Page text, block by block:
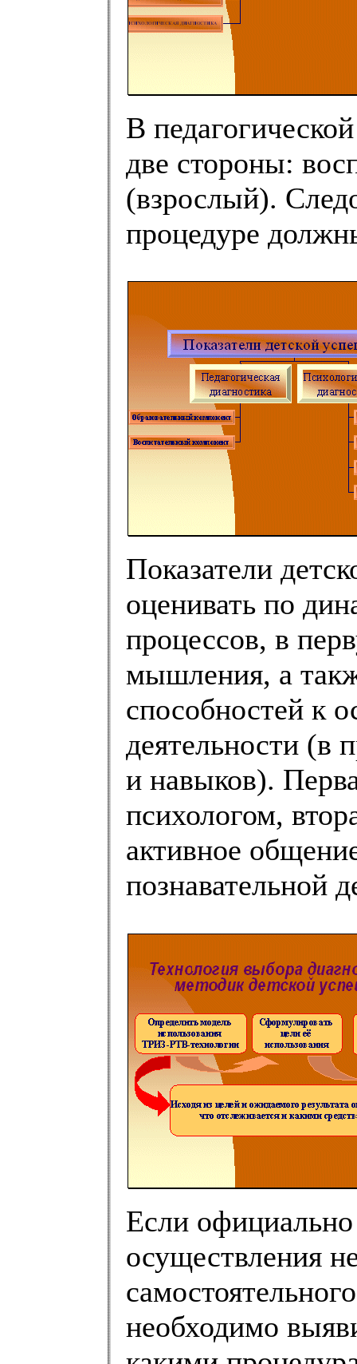
В
две стороны:
(взрослый).
процедуре
Показатели
оценивать по
процессов, в
мышления, а
способностей к
деятельности (в
и навыков).
психологом,
активное
познавательной
Если
осуществления
необходимо